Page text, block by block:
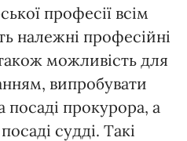
професії всім
належні професійні
можливість для
випробувати
посаді прокурора, а
судді. Такі